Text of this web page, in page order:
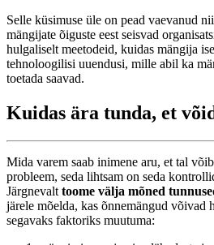
Selle küsimuse üle on pead vaevanud
mängijate õiguste eest seisvad
hulgaliselt meetodeid, kuidas mängija
tehnoloogilisi uuendusi, mille abil ka
toetada saavad.
Kuidas ära tunda, et
Mida varem saab inimene aru, et tal
probleem, seda lihtsam on seda
Järgnevalt toome välja mõned
järele mõelda, kas õnnemängud võivad
segavaks faktoriks muutuma: